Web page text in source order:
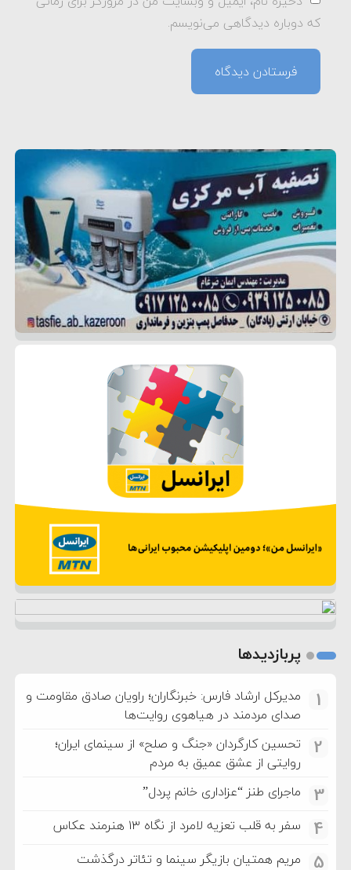
که دوباره دیدگاهی می‌نویسم.
پربازدیدها
1
مدیرکل ارشاد فارس: خبرنگاران؛ راویان صادق مقاومت و
صدای مردمند در هیاهوی روایت‌ها
2
تحسین کارگردان «جنگ و صلح» از سینمای ایران؛
روایتی از عشق عمیق به مردم
3 ماجرای طنز “عزاداری خانم پردل”
4 سفر به قلب تعزیه لامرد از نگاه ۱۳ هنرمند عکاس
5 مریم همتیان بازیگر سینما و تئاتر درگذشت